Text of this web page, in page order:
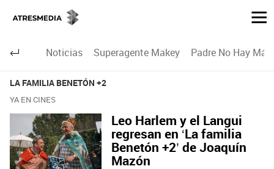
Noticias Superagente Makey Padre No Hay
LA FAMILIA BENETÓN +2
YA EN CINES
Leo Harlem y el Langui
regresan en ‘La familia
Benetón +2’ de Joaquín
Mazón